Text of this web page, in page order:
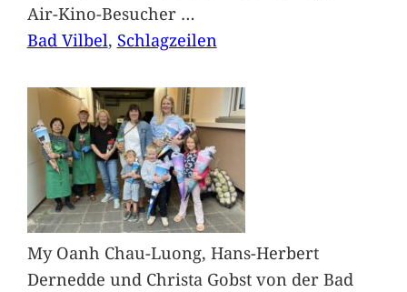
Air-Kino-Besucher …
Bad Vilbel, Schlagzeilen
My Oanh Chau-Luong, Hans-Herbert
Dernedde und Christa Gobst von der Bad